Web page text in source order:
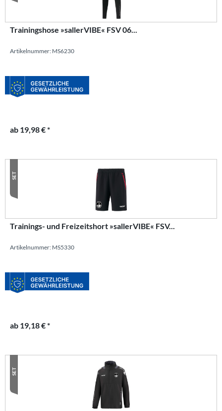
Trainingshose »sallerVIBE« FSV 06...
Artikelnummer: MS6230
ab 19,98 € *
SET
Trainings- und Freizeitshort »sallerVIBE« FSV...
Artikelnummer: MS5330
ab 19,18 € *
SET